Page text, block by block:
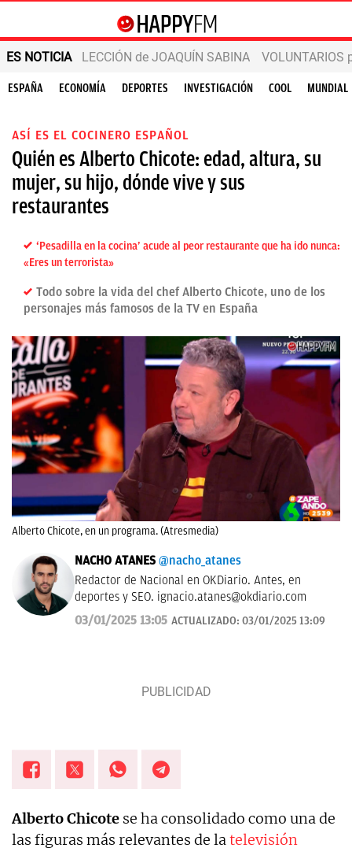
ES NOTICIA LECCIÓN de JOAQUÍN SABINA VOLUNTARIOS
ESPAÑA ECONOMÍA DEPORTES INVESTIGACIÓN COOL MUNDIAL
ASÍ ES EL COCINERO ESPAÑOL
Quién es Alberto Chicote: edad, altura, su
mujer, su hijo, dónde vive y sus
restaurantes
‘Pesadilla en la cocina’ acude al peor restaurante que ha ido nunca:
«Eres un terrorista»
Todo sobre la vida del chef Alberto Chicote, uno de los
personajes más famosos de la TV en España
Alberto Chicote, en un programa. (Atresmedia)
NACHO ATANES @nacho_atanes
Redactor de Nacional en OKDiario. Antes, en
deportes y SEO. ignacio.atanes@okdiario.com
03/01/2025 13:05 ACTUALIZADO: 03/01/2025 13:09
Alberto Chicote se ha consolidado como una de
las figuras más relevantes de latelevisión